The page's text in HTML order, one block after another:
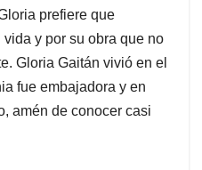
prefiere que
y por su obra que no
Gloria Gaitán vivió en el
fue embajadora y en
amén de conocer casi